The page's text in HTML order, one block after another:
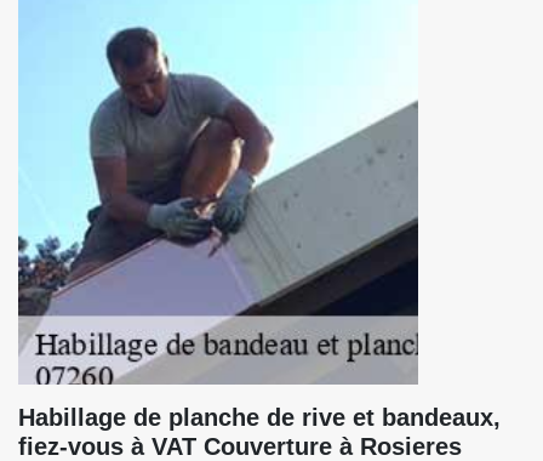
Habillage de planche de rive et bandeaux,
fiez-vous à VAT Couverture à Rosieres